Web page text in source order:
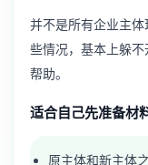
并不是所有企业主
些情况，基本上躲
帮助。
适合自己先准备材
原主体和新主体